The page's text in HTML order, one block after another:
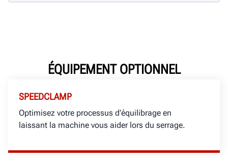
ÉQUIPEMENT OPTIONNEL
SPEEDCLAMP
Optimisez votre processus d’équilibrage en
laissant la machine vous aider lors du serrage.